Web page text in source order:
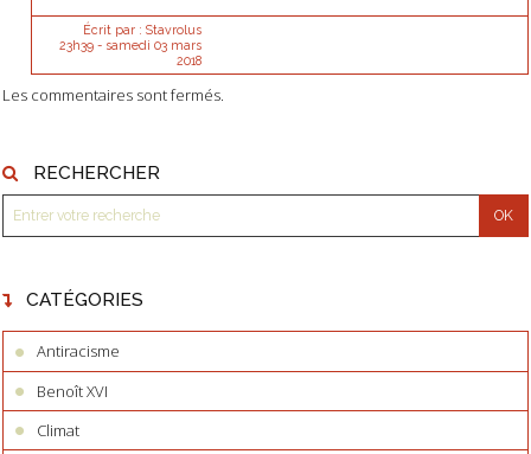
RECHERCHER
CATÉGORIES
Antiracisme
Benoît XVI
Climat
Écrit par : Stavrolus
23h39- samedi 03 mars
2018
Les commentaires sont fermés.